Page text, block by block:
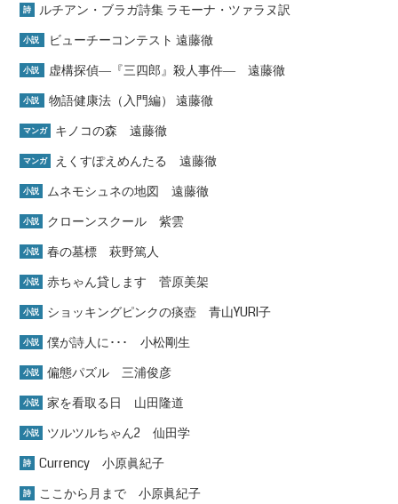
詩 ルチアン・ブラガ詩集 ラモーナ・ツァラヌ訳
小説 ビューチーコンテスト 遠藤徹
小説 虚構探偵―『三四郎』殺人事件― 遠藤徹
小説 物語健康法（入門編） 遠藤徹
マンガ キノコの森 遠藤徹
マンガ えくすぽえめんたる 遠藤徹
小説 ムネモシュネの地図 遠藤徹
小説 クローンスクール 紫雲
小説 春の墓標 萩野篤人
小説 赤ちゃん貸します 菅原美架
小説 ショッキングピンクの痰壺 青山YURI子
小説 僕が詩人に･･･ 小松剛生
小説 偏態パズル 三浦俊彦
小説 家を看取る日 山田隆道
小説 ツルツルちゃん2 仙田学
詩 Currency 小原眞紀子
詩 ここから月まで 小原眞紀子